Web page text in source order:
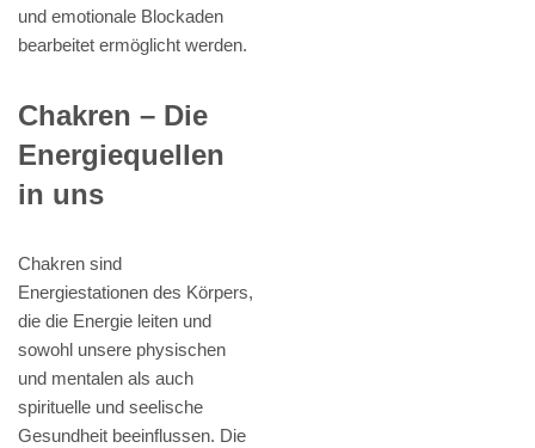
und emotionale Blockaden
bearbeitet ermöglicht werden.
Chakren – Die
Energiequellen
in uns
Chakren sind
Energiestationen des Körpers,
die die Energie leiten und
sowohl unsere physischen
und mentalen als auch
spirituelle und seelische
Gesundheit beeinflussen. Die